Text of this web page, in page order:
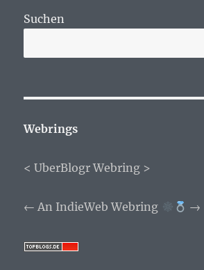
Suchen
Webrings
< UberBlogr Webring >
← An IndieWeb Webring →